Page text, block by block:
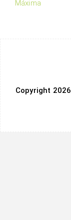
Máxima
Copyright 2026